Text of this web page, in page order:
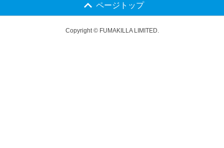
ページトップ
Copyright © FUMAKILLA LIMITED.